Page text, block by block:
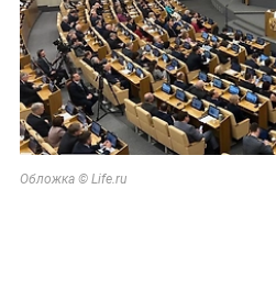
Обложка © Life.ru